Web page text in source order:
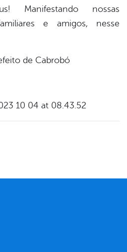
Manifestando nossas
e amigos, nesse
de Cabrobó